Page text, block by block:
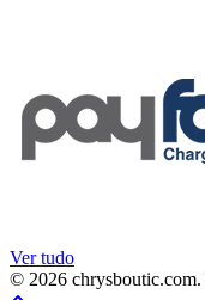
Ver tudo
© 2026 chrysboutic.com.